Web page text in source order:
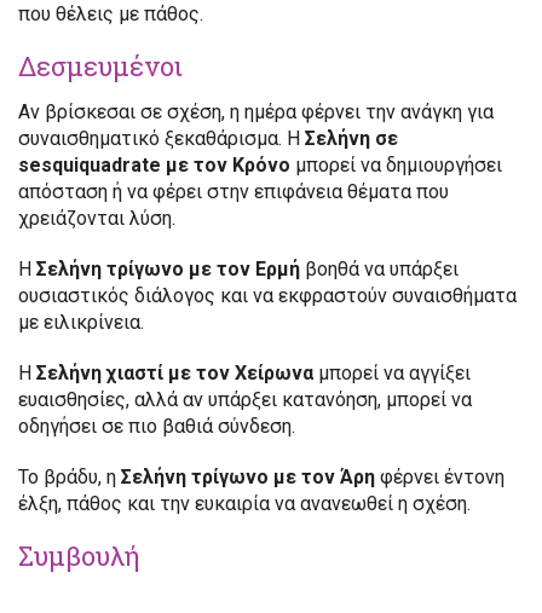
που θέλεις με πάθος.
Δεσμευμένοι
Αν βρίσκεσαι σε σχέση, η ημέρα φέρνει την ανάγκη για
συναισθηματικό ξεκαθάρισμα. Η Σελήνη σε
sesquiquadrate με τον Κρόνο μπορεί να δημιουργήσει
απόσταση ή να φέρει στην επιφάνεια θέματα που
χρειάζονται λύση.
Η Σελήνη τρίγωνο με τον Ερμή βοηθά να υπάρξει
ουσιαστικός διάλογος και να εκφραστούν συναισθήματα
με ειλικρίνεια.
Η Σελήνη χιαστί με τον Χείρωναμπορεί να αγγίξει
ευαισθησίες, αλλά αν υπάρξει κατανόηση, μπορεί να
οδηγήσει σε πιο βαθιά σύνδεση.
Το βράδυ, η Σελήνη τρίγωνο με τον Άρη φέρνει έντονη
έλξη, πάθος και την ευκαιρία να ανανεωθεί η σχέση.
Συμβουλή